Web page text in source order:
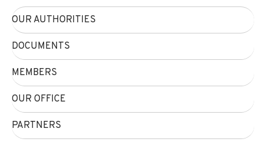
OUR AUTHORITIES
DOCUMENTS
MEMBERS
OUR OFFICE
PARTNERS